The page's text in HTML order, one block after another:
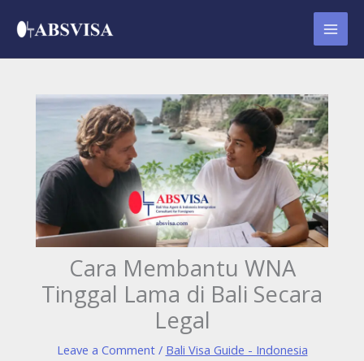
Cara Membantu WNA
Tinggal Lama di Bali Secara
Legal
Leave a Comment / Bali Visa Guide - Indonesia